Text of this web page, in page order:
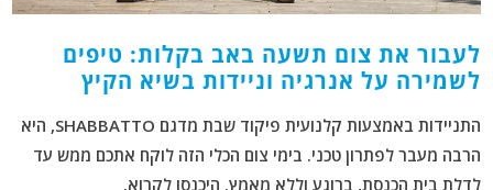
לעבור את צום תשעה באב בקלות: טיפים
לשמירה על אנרגיה וניידות בשיא הקיץ
התניידות באמצעות קלנועית פיקוד שבת
מדגם SHABBATTO, היא
הרבה מעבר לפתרון טכני. בימי צום הכלי הזה לוקח אתכם ממש עד
לדלת בית הכנסת, ברוגע וללא מאמץ. היכנסו לקרוא.